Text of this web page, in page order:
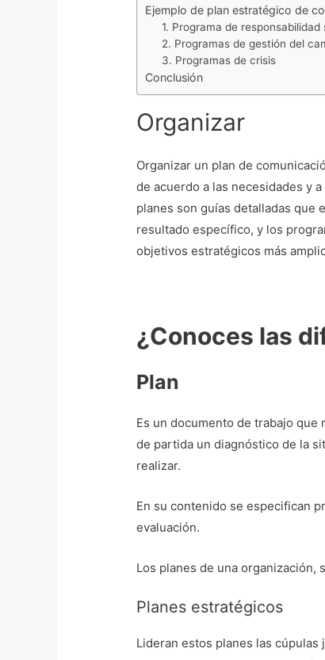
Ejemplo de plan estratégico de
1. Programa de responsabilidad
2. Programas de gestión del
3. Programas de crisis
Conclusión
Organizar
Organizar un plan de
de acuerdo a las necesidades y
planes son guías detalladas que
resultado específico, y los
objetivos estratégicos más
¿Conoces las
Plan
Es un documento de trabajo
de partida un diagnóstico de la
realizar.
En su contenido se especifican
evaluación.
Los planes de una organización,
Planes estratégicos
Lideran estos planes las